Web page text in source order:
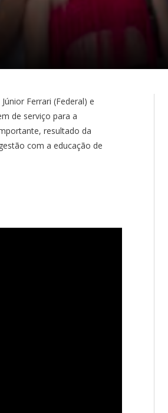
Ferrari (Federal) e
de serviço para a
resultado da
com a educação de